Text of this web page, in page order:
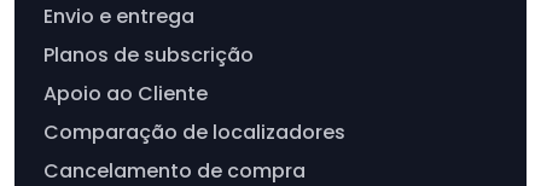
Envio e entrega
Planos de subscrição
Apoio ao Cliente
Comparação de localizadores
Cancelamento de compra